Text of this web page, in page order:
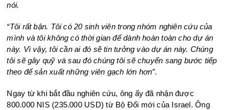
nói.
“Tôi rất bận. Tôi có 20 sinh viên trong nhóm nghiên cứu của
mình và tôi không có thời gian để dành hoàn toàn cho dự án
này. Vì vậy, tôi cần ai đó sẽ tin tưởng vào dự án này. Chúng
tôi sẽ gây quỹ và sau đó chúng tôi sẽ chuyển sang bước tiếp
theo để sản xuất những viên gạch lớn hơn”.
Ngay từ khi bắt đầu nghiên cứu, ông ấy đã nhận được
800.000 NIS (235.000 USD) từ Bộ Đổi mới của Israel. Ông